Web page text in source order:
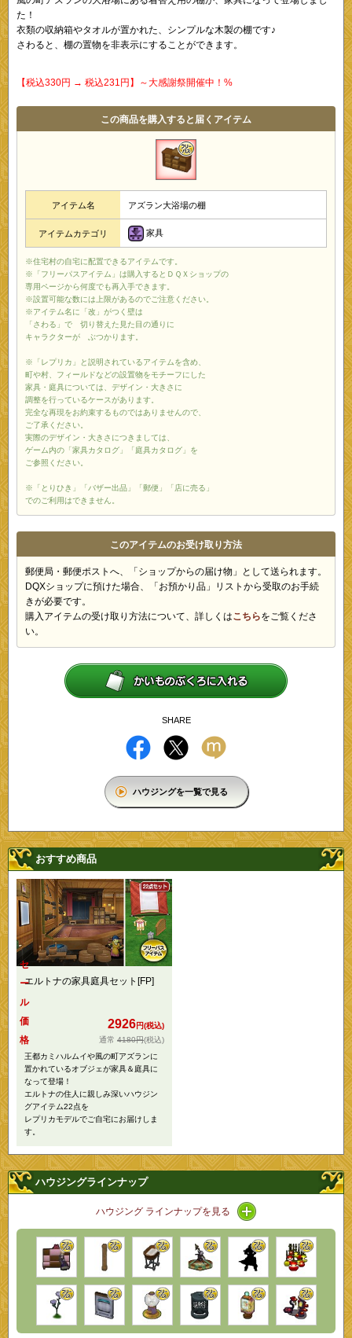
た！
衣類の収納箱やタオルが置かれた、シンプルな木製の棚です♪
さわると、棚の置物を非表示にすることができます。
【税込330円 → 税込231円】～大感謝祭開催中！%
この商品を購入すると届くアイテム
アイテム名 アズラン大浴場の棚
アイテムカテゴリ 家具
※住宅村の自宅に配置できるアイテムです。
※「フリーパスアイテム」は購入するとＤＱＸショップの
専用ページから何度でも再入手できます。
※設置可能な数には上限があるのでご注意ください。
※アイテム名に「改」がつく壁は
「さわる」で 切り替えた見た目の通りに
キャラクターが ぶつかります。
※「レプリカ」と説明されているアイテムを含め、
町や村、フィールドなどの設置物をモチーフにした
家具・庭具については、デザイン・大きさに
調整を行っているケースがあります。
完全な再現をお約束するものではありませんので、
ご了承ください。
実際のデザイン・大きさにつきましては、
ゲーム内の「家具カタログ」「庭具カタログ」を
ご参照ください。
※「とりひき」「バザー出品」「郵便」「店に売る」
でのご利用はできません。
このアイテムのお受け取り方法
郵便局・郵便ポストへ、「ショップからの届け物」として送られます。
DQXショップに預けた場合、「お預かり品」リストから受取のお手続
きが必要です。
購入アイテムの受け取り方法について、詳しくはこちらをご覧くださ
い。
SHARE
ハウジングを一覧で見る
おすすめ商品
エルトナの家具庭具セット[FP]
セ
ー
ル
価
格
2926円(税込)
4180円(税込)
王都カミハルムイや風の町アズランに
置かれているオブジェが家具＆庭具に
なって登場！
エルトナの住人に親しみ深いハウジン
グアイテム22点を
レプリカモデルでご自宅にお届けしま
す。
ハウジングラインナップ
ハウジング ラインナップを見る アイコン / ラインナ